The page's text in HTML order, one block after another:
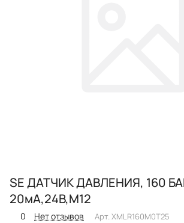
SE ДАТЧИК ДАВЛЕНИЯ, 160
20мА,24В,М12
0 Нет отзывов Арт. XMLR160M0T25